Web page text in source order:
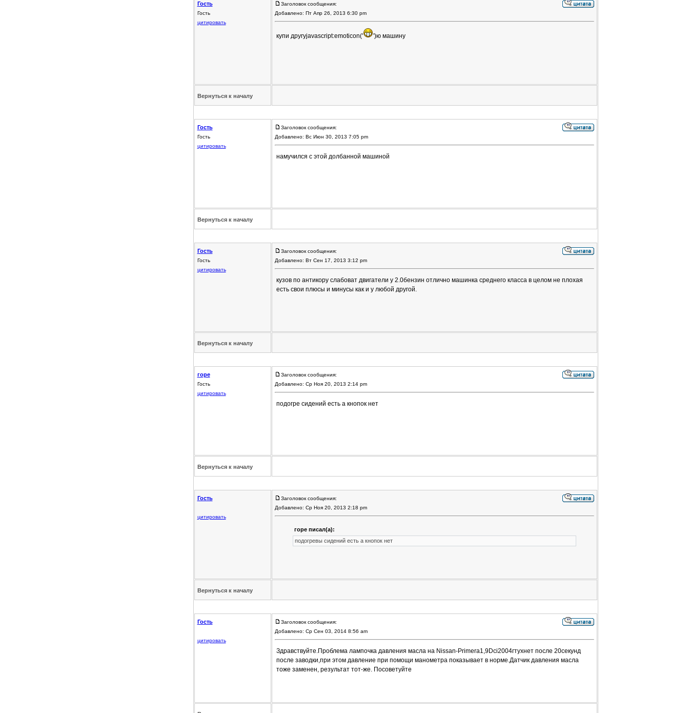
Гость
Гость
цитировать
Заголовок сообщения:
Добавлено: Пт Апр 26, 2013 6:30 pm
купи другуjavascript:emoticon(' ')ю машину
Вернуться к началу
Гость
Гость
цитировать
Заголовок сообщения:
Добавлено: Вс Июн 30, 2013 7:05 pm
намучился с этой долбанной машиной
Вернуться к началу
Гость
Гость
цитировать
Заголовок сообщения:
Добавлено: Вт Сен 17, 2013 3:12 pm
кузов по антикору слабоват двигатели у 2.0бензин отлично машинка среднего класса в целом не плохая
есть свои плюсы и минусы как и у любой другой.
Вернуться к началу
горе
Гость
цитировать
Заголовок сообщения:
Добавлено: Ср Ноя 20, 2013 2:14 pm
подогре сидений есть а кнопок нет
Вернуться к началу
Гость
цитировать
Заголовок сообщения:
Добавлено: Ср Ноя 20, 2013 2:18 pm
горе писал(а):
подогревы сидений есть а кнопок нет
Вернуться к началу
Гость
цитировать
Заголовок сообщения:
Добавлено: Ср Сен 03, 2014 8:56 am
Здравствуйте.Проблема лампочка давления масла на Nissan-Primera1,9Dci2004гтухнет после 20секунд
после заводки,при этом давление при помощи манометра показывает в норме.Датчик давления масла
тоже заменен, результат тот-же. Посоветуйте